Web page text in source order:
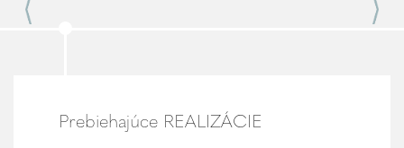
Prebiehajúce REALIZÁCIE